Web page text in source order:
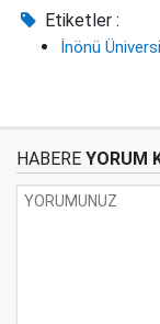
Etiketler :
İnönü
HABERE YORUM